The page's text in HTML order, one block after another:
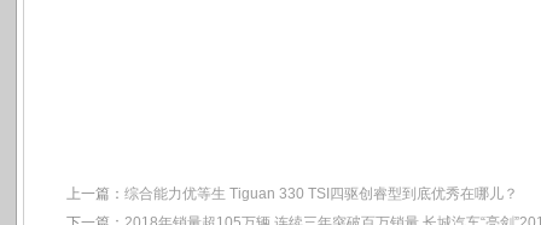
上一篇： 综合能力优等生 Tiguan 330 TSI四驱创睿型到底优秀在哪儿？